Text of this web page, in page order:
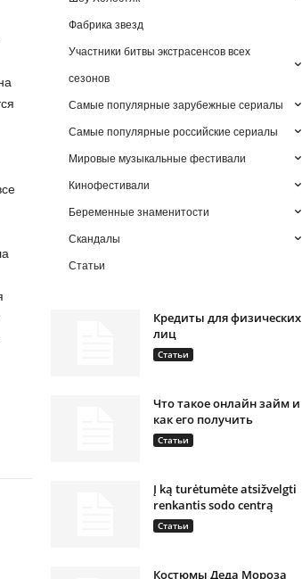
Фабрика звезд
Участники битвы экстрасенсов всех
сезонов
Самые популярные зарубежные сериалы
Самые популярные российские сериалы
Мировые музыкальные фестивали
Кинофестивали
Беременные знаменитости
Скандалы
Статьи
Кредиты для физических
лиц
Статьи
Что такое онлайн займ и
как его получить
Статьи
Į ką turėtumėte atsižvelgti
renkantis sodo centrą
Статьи
Костюмы Деда Мороза